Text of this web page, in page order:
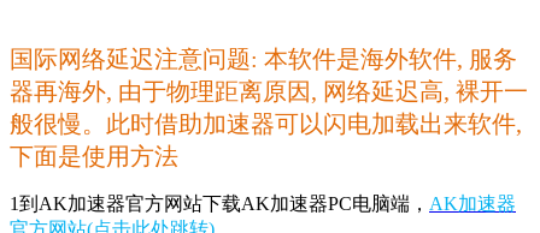
国际网络延迟注意问题: 本软件是海外软件, 服务
器再海外, 由于物理距离原因, 网络延迟高, 裸开一
般很慢。此时借助加速器可以闪电加载出来软件,
下面是使用方法
1到AK加速器官方网站下载AK加速器PC电脑端， AK加速器
官方网站(点击此处跳转)